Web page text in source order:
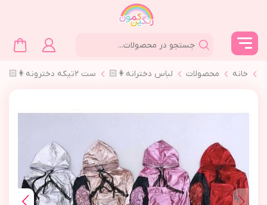
خانه محصولات لباس دخترانه👩🏻 ست ٢تیکه دخترونه👩🏻